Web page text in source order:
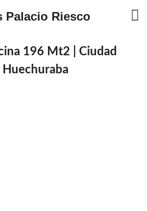
Palacio Riesco
196 Mt2 | Ciudad
Huechuraba